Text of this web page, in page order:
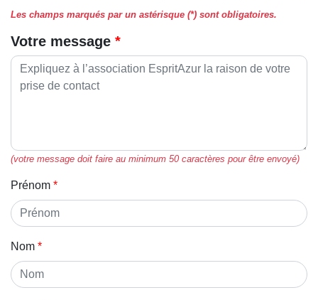
Les champs marqués par un astérisque (*) sont obligatoires.
Votre message
(votre message doit faire au minimum 50 caractères pour être envoyé)
Prénom
Nom